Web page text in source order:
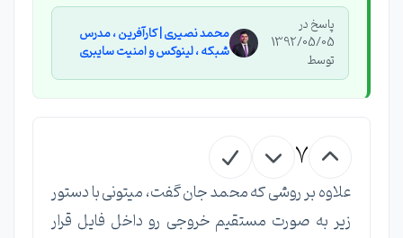
پاسخ در
1392/05/05
توسط
محمد نصیری | کارآفرین ، مدرس
شبکه ، لینوکس و امنیت سایبری
7
علاوه بر روشی که محمد جان گفت، میتونی با دستور
زیر به صورت مستقیم خروجی رو داخل فایل قرار